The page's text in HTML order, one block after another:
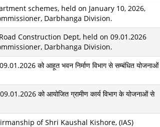
schemes, held on January 10, 2026,
Darbhanga Division.
Construction Dept, held on 09.01.2026
Darbhanga Division.
को आहूत भवन निर्माण विभाग से सम्बंधित योजनाओं
को आयोजित ग्रामीण कार्य विभाग के योजनाओं से
of Shri Kaushal Kishore, (IAS)